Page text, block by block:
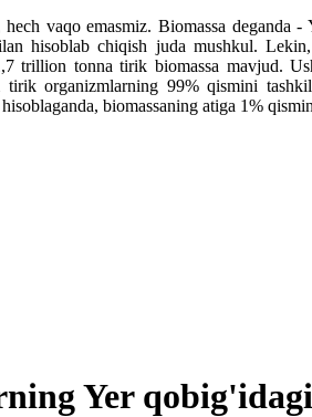
vaqo emasmiz. Biomassa deganda
hisoblab chiqish juda mushkul.
trillion tonna tirik biomassa mavjud.
tirik organizmlarning 99% qismini
biomassaning atiga 1%
Yer